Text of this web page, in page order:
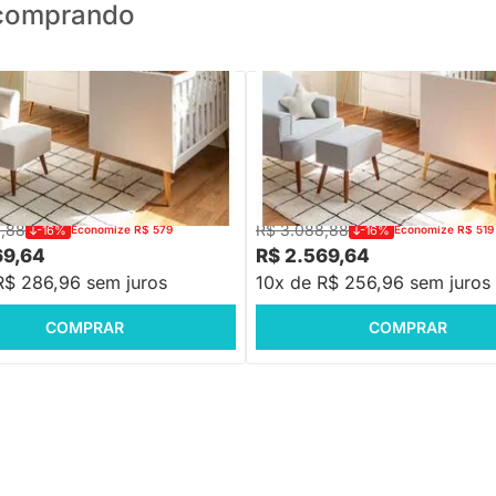
Theo com Pés Retrô Mel -
3 Gavetas e 1 Porta +
Amamentação Lola com Puff
-16% Economize R$ 579
286,96 sem juros
COMPRAR
Kit Quarto Theo com Pés Retrô
Berço + Cômoda 3 Gavetas e 1
Poltrona de Amamentação
Puff
R$ 3.088,88 -16% Economize R$ 519
R$ 2.569,64
10x de R$ 256,96 sem juros
COMPRAR